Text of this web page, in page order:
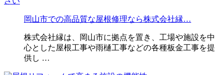
岡山市での高品質な屋根修理なら株式会社縁…
株式会社縁は、岡山市に拠点を置き、工場や施設を中
心とした屋根工事や雨樋工事などの各種板金工事を提
供し …